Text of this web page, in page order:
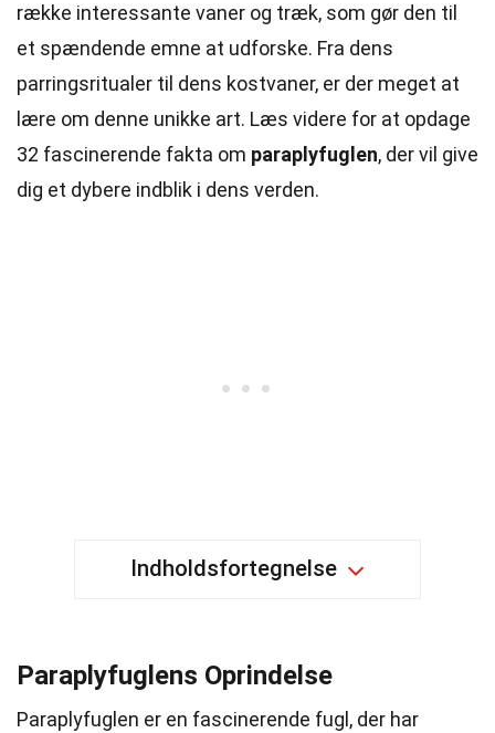
række interessante vaner og træk, som gør den til
et spændende emne at udforske. Fra dens
parringsritualer til dens kostvaner, er der meget at
lære om denne unikke art. Læs videre for at opdage
32 fascinerende fakta om paraplyfuglen, der vil give
dig et dybere indblik i dens verden.
Indholdsfortegnelse
Paraplyfuglens Oprindelse
Paraplyfuglen er en fascinerende fugl, der har